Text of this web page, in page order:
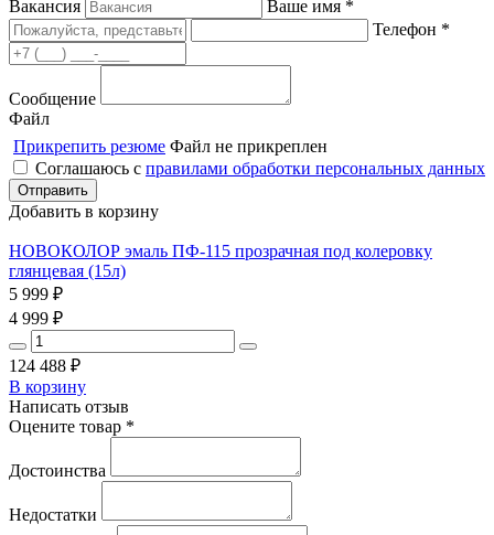
Вакансия
Ваше имя *
Телефон *
Сообщение
Файл
Прикрепить резюме Файл не прикреплен
Соглашаюсь с правилами обработки персональных данных
Добавить в корзину
НОВОКОЛОР эмаль ПФ-115 прозрачная под колеровку
глянцевая (15л)
5 999 ₽
4 999 ₽
124 488 ₽
В корзину
Написать отзыв
Оцените товар *
Достоинства
Недостатки